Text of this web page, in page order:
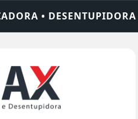
• LIMPEZA DE FOSSA